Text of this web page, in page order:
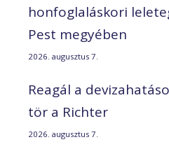
honfoglaláskori
Pest megyében
2026. augusztus 7.
Reagál a
tör a Richter
2026. augusztus 7.